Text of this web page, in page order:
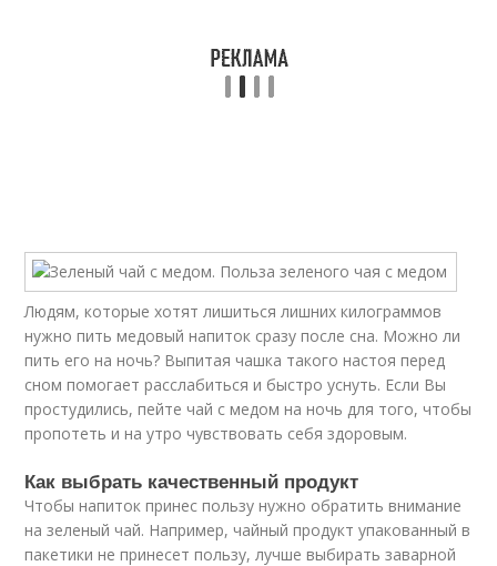
Людям, которые хотят лишиться лишних килограммов
нужно пить медовый напиток сразу после сна. Можно ли
пить его на ночь? Выпитая чашка такого настоя перед
сном помогает расслабиться и быстро уснуть. Если Вы
простудились, пейте чай с медом на ночь для того, чтобы
пропотеть и на утро чувствовать себя здоровым.
Как выбрать качественный продукт
Чтобы напиток принес пользу нужно обратить внимание
на зеленый чай. Например, чайный продукт упакованный в
пакетики не принесет пользу, лучше выбирать заварной